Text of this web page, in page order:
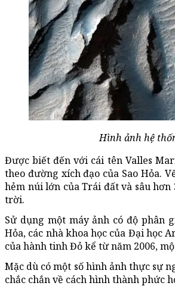
Hình ảnh hệ
Được biết đến với cái tên Valles
theo đường xích đạo của Sao Hỏa.
hẻm núi lớn của Trái đất và sâu
trời.
Sử dụng một máy ảnh có độ phân
Hỏa, các nhà khoa học của Đại học
của hành tinh Đỏ kể từ năm 2006,
Mặc dù có một số hình ảnh thực sự
chắc chắn về cách hình thành phức